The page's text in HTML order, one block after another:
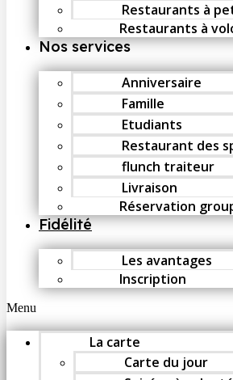
Restaurants à
Restaurants à
Nos services
Anniversaire
Famille
Etudiants
Restaurant des
flunch traiteur
Livraison
Réservation
Fidélité
Les avantages
Inscription
Menu
La carte
Carte du jour